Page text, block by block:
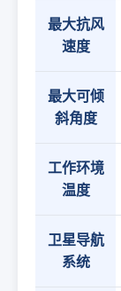
最大抗风
速度
最大可倾
斜角度
工作环境
温度
卫星导航
系统